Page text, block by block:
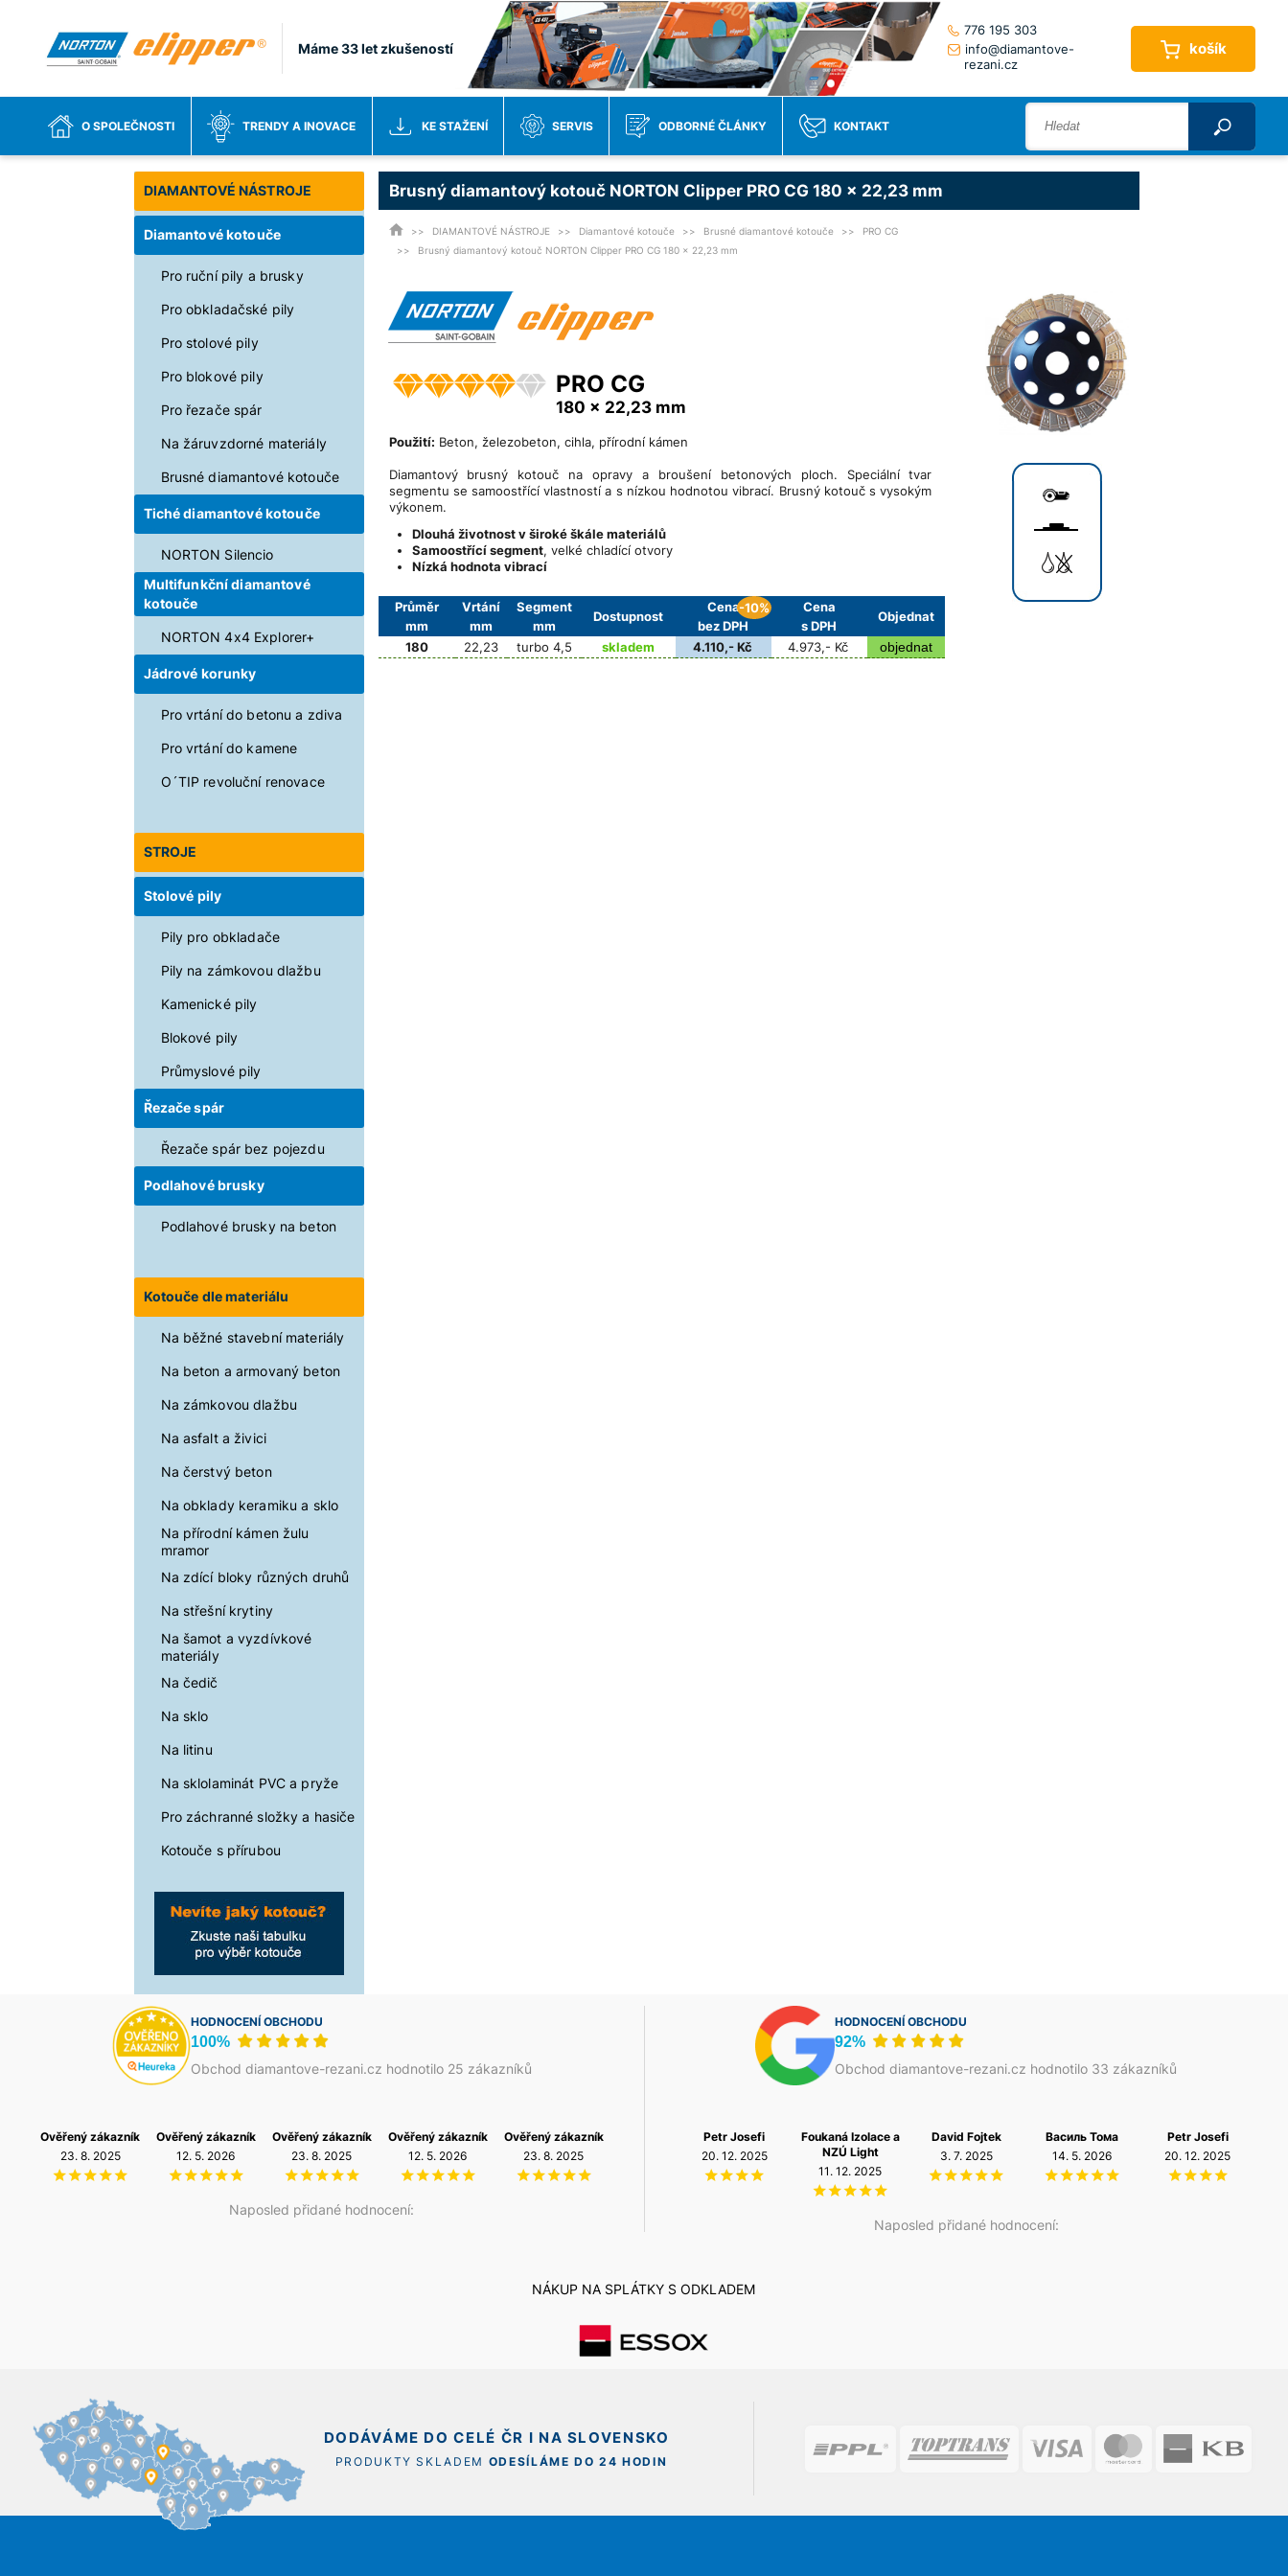
Máme 33 let zkušeností
776 195 303
info@diamantove-
rezani.cz
košík
O SPOLEČNOSTI TRENDY A INOVACE KE STAŽENÍ SERVIS ODBORNÉ ČLÁNKY KONTAKT
DIAMANTOVÉ NÁSTROJE
Diamantové kotouče
Pro ruční pily a brusky
Pro obkladačské pily
Pro stolové pily
Pro blokové pily
Pro řezače spár
Na žáruvzdorné materiály
Brusné diamantové kotouče
Tiché diamantové kotouče
NORTON Silencio
Multifunkční diamantové
kotouče
NORTON 4x4 Explorer+
Jádrové korunky
Pro vrtání do betonu a zdiva
Pro vrtání do kamene
O´TIP revoluční renovace
STROJE
Stolové pily
Pily pro obkladače
Pily na zámkovou dlažbu
Kamenické pily
Blokové pily
Průmyslové pily
Řezače spár
Řezače spár bez pojezdu
Podlahové brusky
Podlahové brusky na beton
Kotouče dle materiálu
Na běžné stavební materiály
Na beton a armovaný beton
Na zámkovou dlažbu
Na asfalt a živici
Na čerstvý beton
Na obklady keramiku a sklo
Na přírodní kámen žulu
mramor
Na zdící bloky různých druhů
Na střešní krytiny
Na šamot a vyzdívkové
materiály
Na čedič
Na sklo
Na litinu
Na sklolaminát PVC a pryže
Pro záchranné složky a hasiče
Kotouče s přírubou
Brusný diamantový kotouč NORTON Clipper PRO CG 180 x 22,23 mm
DIAMANTOVÉ NÁSTROJE Diamantové kotouče Brusné diamantové kotouče
PRO CG
Brusný diamantový kotouč NORTON Clipper PRO CG 180 x 22,23 mm
PRO CG
180 x 22,23 mm
Použití: Beton, železobeton, cihla, přírodní kámen
Diamantový brusný kotouč na opravy a broušení betonových ploch. Speciální tvar
segmentu se samoostřící vlastností a s nízkou hodnotou vibrací. Brusný kotouč s vysokým
výkonem.
Dlouhá životnost v široké škále materiálů
Samoostřící segment, velké chladící otvory
Nízká hodnota vibrací
Průměr
mm
Vrtání
mm
Segment
mm
Dostupnost
Cena
bez DPH
-10%
Cena
s DPH
Objednat
180
22,23 turbo 4,5 skladem 4.110,- Kč 4.973,- Kč
HODNOCENÍ OBCHODU
100%
Obchod diamantove-rezani.cz hodnotilo 25 zákazníků
Naposled přidané hodnocení:
Ověřený zákazník
Ověřený zákazník
23. 8. 2025
Ověřený zákazník
12. 5. 2026
Ověřený zákazník
23. 8. 2025
Ověřený zákazník
12. 5. 2026
Ověřený zákazník
23. 8. 2025
HODNOCENÍ OBCHODU
92%
Obchod diamantove-rezani.cz hodnotilo 33 zákazníků
Naposled přidané hodnocení:
Василь Тома
Petr Josefi
20. 12. 2025
Foukaná Izolace a
NZÚ Light
11. 12. 2025
David Fojtek
3. 7. 2025
Василь Тома
14. 5. 2026
Petr Josefi
20. 12. 2025
Василь Тома
14. 5. 2026
Petr Josefi
20. 12. 2025
Foukaná Izolace a
NZÚ Light
11. 12. 2025
David Fojtek
3. 7. 2025
NÁKUP NA SPLÁTKY S ODKLADEM
DODÁVÁME DO CELÉ ČR I NA SLOVENSKO
PRODUKTY SKLADEM ODESÍLÁME DO 24 HODIN